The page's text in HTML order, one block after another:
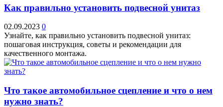
Как правильно установить подвесной унитаз
02.09.2023 0
Узнайте, как правильно установить подвесной унитаз:
пошаговая инструкция, советы и рекомендации для
качественного монтажа.
Что такое автомобильное сцепление и что о нем
нужно знать?